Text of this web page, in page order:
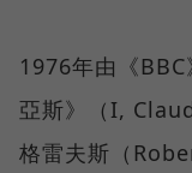
1976年由《
亞斯》（I,
格雷夫斯（